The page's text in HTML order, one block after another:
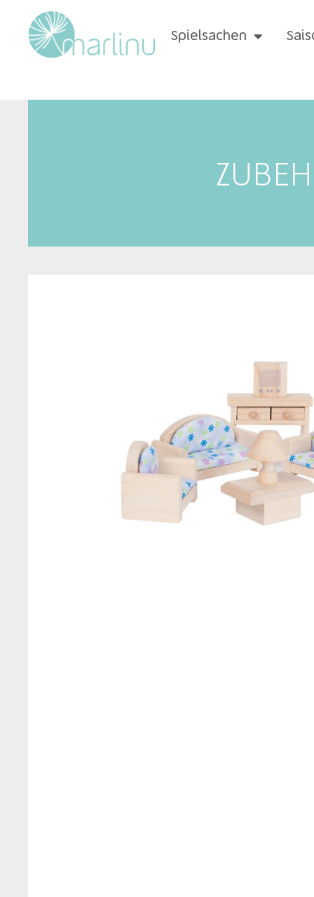
Spielsachen